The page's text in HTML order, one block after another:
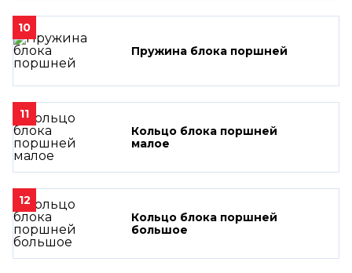
10
Пружина блока поршней
11
Кольцо блока поршней
малое
12
Кольцо блока поршней
большое